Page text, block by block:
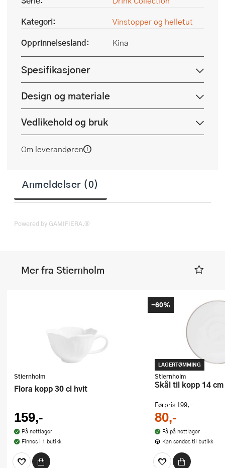
Kategori:
Vinstopper og helletut
Opprinnelsesland:
Kina
Spesifikasjoner
Design og materiale
Vedlikehold og bruk
Om leverandøren
Anmeldelser (0)
Powered by GAMIFIERA.®
Mer fra Stiernholm
Stiernholm
Flora kopp 30 cl hvit
159,-
På nettlager
Finnes i 1 butikk
LAGERTØMMING
Stiernholm
Skål til kopp 14 cm
Førpris 199,-
80,-
Få på nettlager
Kan sendes til butikk
-60%